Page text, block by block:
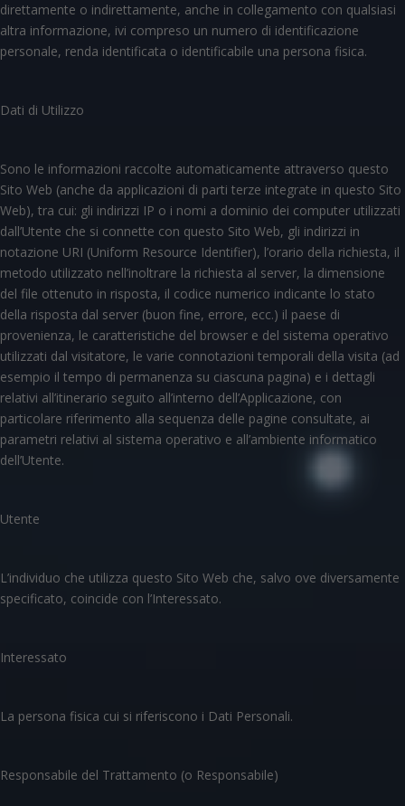
direttamente o indirettamente, anche in collegamento con qualsiasi
altra informazione, ivi compreso un numero di identificazione
personale, renda identificata o identificabile una persona fisica.
Dati di Utilizzo
Sono le informazioni raccolte automaticamente attraverso questo
Sito Web (anche da applicazioni di parti terze integrate in questo Sito
Web), tra cui: gli indirizzi IP o i nomi a dominio dei computer utilizzati
dall’Utente che si connette con questo Sito Web, gli indirizzi in
notazione URI (Uniform Resource Identifier), l’orario della richiesta, il
metodo utilizzato nell’inoltrare la richiesta al server, la dimensione
del file ottenuto in risposta, il codice numerico indicante lo stato
della risposta dal server (buon fine, errore, ecc.) il paese di
provenienza, le caratteristiche del browser e del sistema operativo
utilizzati dal visitatore, le varie connotazioni temporali della visita (ad
esempio il tempo di permanenza su ciascuna pagina) e i dettagli
relativi all’itinerario seguito all’interno dell’Applicazione, con
particolare riferimento alla sequenza delle pagine consultate, ai
parametri relativi al sistema operativo e all’ambiente informatico
dell’Utente.
Utente
L’individuo che utilizza questo Sito Web che, salvo ove diversamente
specificato, coincide con l’Interessato.
Interessato
La persona fisica cui si riferiscono i Dati Personali.
Responsabile del Trattamento (o Responsabile)